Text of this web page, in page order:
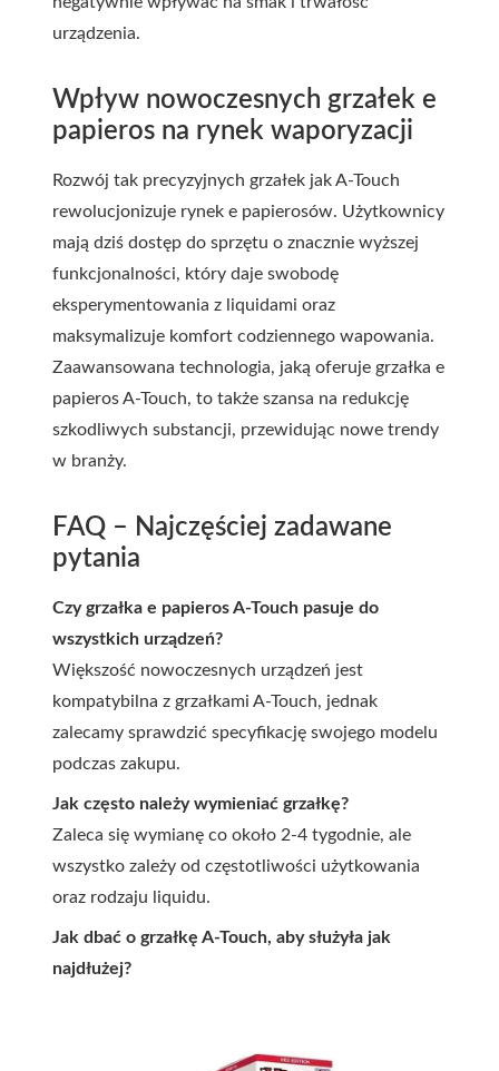
urządzenia.
Wpływ nowoczesnych grzałek e
papieros na rynek waporyzacji
Rozwój tak precyzyjnych grzałek jak A-Touch
rewolucjonizuje rynek e papierosów. Użytkownicy
mają dziś dostęp do sprzętu o znacznie wyższej
funkcjonalności, który daje swobodę
eksperymentowania z liquidami oraz
maksymalizuje komfort codziennego wapowania.
Zaawansowana technologia, jaką oferuje grzałka e
papieros A-Touch, to także szansa na redukcję
szkodliwych substancji, przewidując nowe trendy
w branży.
FAQ – Najczęściej zadawane
pytania
Czy grzałka e papieros A-Touch pasuje do
wszystkich urządzeń?
Większość nowoczesnych urządzeń jest
kompatybilna z grzałkami A-Touch, jednak
zalecamy sprawdzić specyfikację swojego modelu
podczas zakupu.
Jak często należy wymieniać grzałkę?
Zaleca się wymianę co około 2-4 tygodnie, ale
wszystko zależy od częstotliwości użytkowania
oraz rodzaju liquidu.
Jak dbać o grzałkę A-Touch, aby służyła jak
najdłużej?